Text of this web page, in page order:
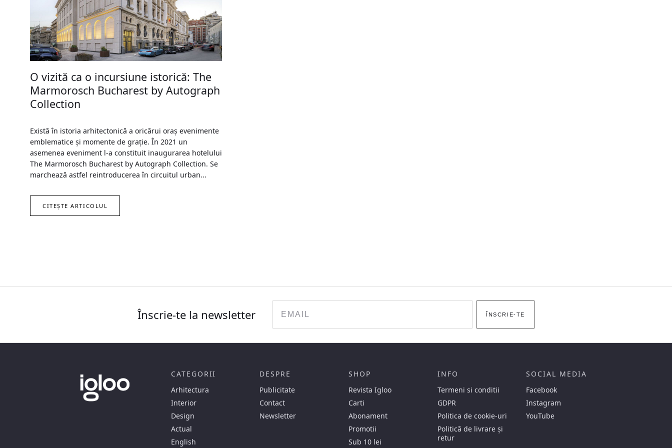
O vizită ca o incursiune istorică: The
Marmorosch Bucharest by Autograph
Collection
Există în istoria arhitectonică a oricărui oraș evenimente
emblematice și momente de grație. În 2021 un
asemenea eveniment l-a constituit inaugurarea hotelului
The Marmorosch Bucharest by Autograph Collection. Se
marchează astfel reintroducerea în circuitul urban...
CITEȘTE ARTICOLUL
Înscrie-te la newsletter ÎNSCRIE-TE
CATEGORII
Arhitectura
Interior
Design
Actual
English
DESPRE
Publicitate
Contact
Newsletter
SHOP
Revista Igloo
Carti
Abonament
Promotii
Sub 10 lei
INFO
Termeni si conditii
GDPR
Politica de cookie-uri
Politică de livrare și
retur
SOCIAL MEDIA
Facebook
Instagram
YouTube